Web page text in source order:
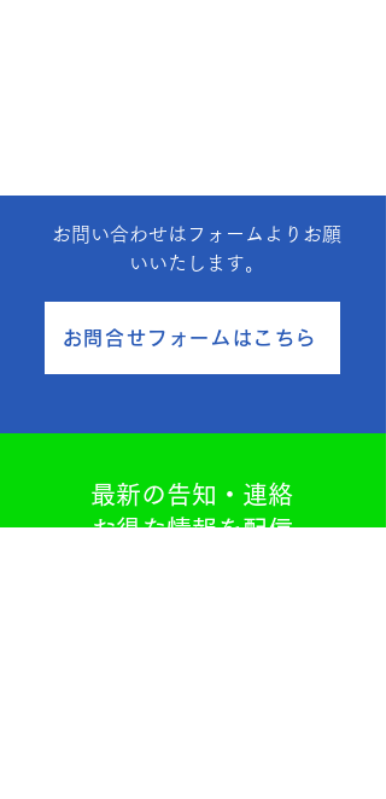
お問い合わせはフォームよりお願
いいたします。
お問合せフォームはこちら
最新の告知・連絡
お得な情報を配信